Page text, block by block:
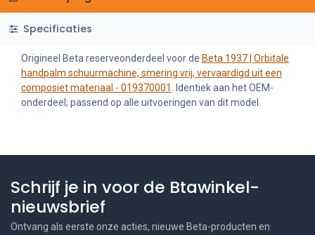
Specificaties
Origineel Beta reserveonderdeel voor de Beta 1937 | Orbitale
handpalm schuurmachine, smering vrij, vervaardigd uit een
composiet materiaal - 019370001
. Identiek aan het OEM-
onderdeel; passend op alle uitvoeringen van dit model.
Schrijf je in voor de Btawinkel-
nieuwsbrief
Ontvang als eerste onze acties, nieuwe Beta-producten en